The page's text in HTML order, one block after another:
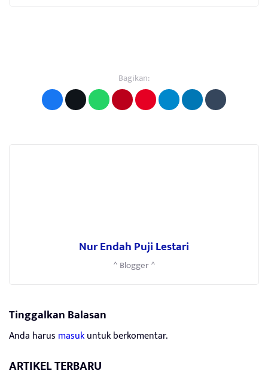
Bagikan:
Nur Endah Puji Lestari
^ Blogger ^
Tinggalkan Balasan
Anda harus masukuntuk berkomentar.
ARTIKEL TERBARU